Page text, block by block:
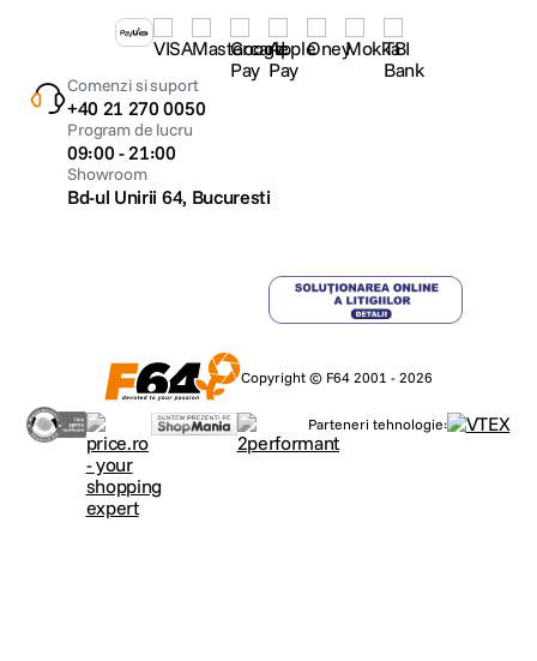
Comenzi si suport
+40 21 270 0050
Program de lucru
09:00 - 21:00
Showroom
Bd-ul Unirii 64, Bucuresti
Copyright © F64 2001 - 2026
Parteneri tehnologie: